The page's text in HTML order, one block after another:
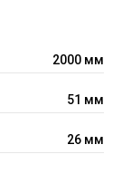
2000 мм
51 мм
26 мм